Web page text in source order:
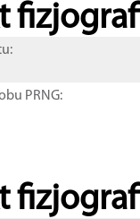
PRNG: